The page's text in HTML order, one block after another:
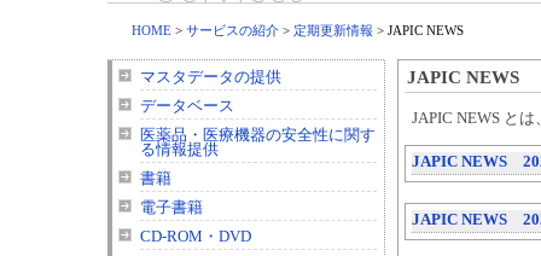
HOME > サービスの紹介 > 定期更新情報 > JAPIC NEWS
マスタデータの提供
データベース
医薬品・医療機器の安全性に関す
る情報提供
書籍
電子書籍
CD-ROM・DVD
JAPIC NEWS
JAPIC NEWS と
JAPIC NEWS
JAPIC NEWS